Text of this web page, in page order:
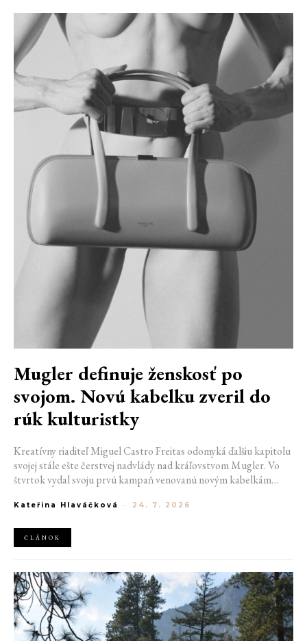
Mugler definuje ženskosť po
svojom. Novú kabelku zveril do
rúk kulturistky
Kreatívny riaditeľ Miguel Castro Freitas odomyká ďalšiu kapitolu
svojej stále ešte čerstvej nadvlády nad kráľovstvom Mugler. Vo
štvrtok vydal svoju prvú kampaň venovanú novým kabelkám
návrhár do módneho domu prišiel. Umne kombinuje výrazy
podobu ženskosti.
Kateřina Hlaváčková - 24. 7. 2026
ČLÁNOK